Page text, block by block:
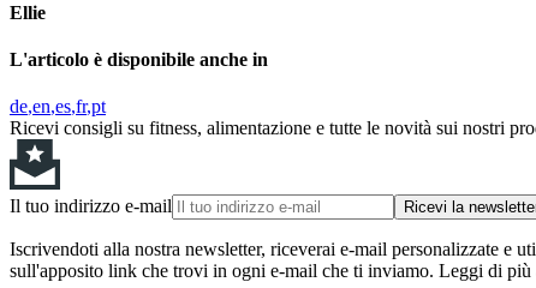
Ellie
L'articolo è disponibile anche in
de en es fr pt
Ricevi consigli su fitness, alimentazione e tutte le novità sui nostri
Il tuo indirizzo e-mail Ricevi la
Iscrivendoti alla nostra newsletter, riceverai e-mail personalizzate e
sull'apposito link che trovi in ogni e-mail che ti inviamo. Leggi di